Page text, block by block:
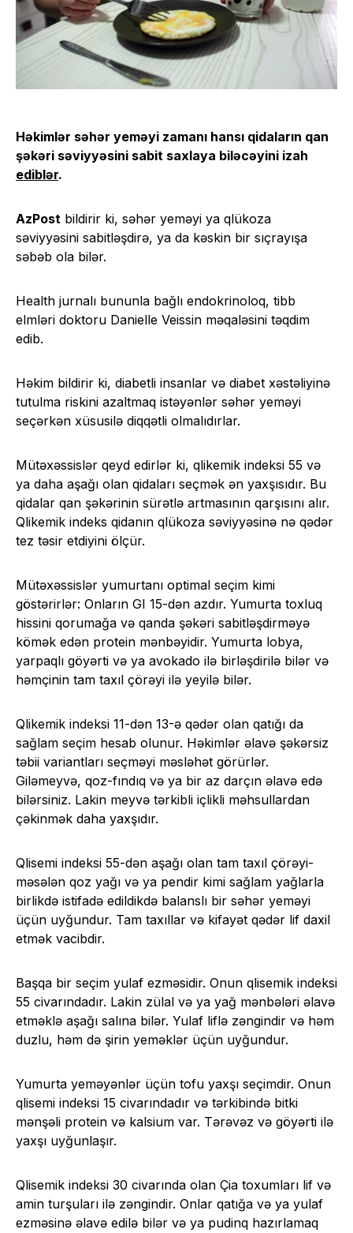
Həkimlər səhər yeməyi zamanı hansı qidaların qan
şəkəri səviyyəsini sabit saxlaya biləcəyini izah
ediblər.
AzPost bildirir ki, səhər yeməyi ya qlükoza
səviyyəsini sabitləşdirə, ya da kəskin bir sıçrayışa
səbəb ola bilər.
Health jurnalı bununla bağlı endokrinoloq, tibb
elmləri doktoru Danielle Veissin məqaləsini təqdim
edib.
Həkim bildirir ki, diabetli insanlar və diabet xəstəliyinə
tutulma riskini azaltmaq istəyənlər səhər yeməyi
seçərkən xüsusilə diqqətli olmalıdırlar.
Mütəxəssislər qeyd edirlər ki, qlikemik indeksi 55 və
ya daha aşağı olan qidaları seçmək ən yaxşısıdır. Bu
qidalar qan şəkərinin sürətlə artmasının qarşısını alır.
Qlikemik indeks qidanın qlükoza səviyyəsinə nə qədər
tez təsir etdiyini ölçür.
Mütəxəssislər yumurtanı optimal seçim kimi
göstərirlər: Onların GI 15-dən azdır. Yumurta toxluq
hissini qorumağa və qanda şəkəri sabitləşdirməyə
kömək edən protein mənbəyidir. Yumurta lobya,
yarpaqlı göyərti və ya avokado ilə birləşdirilə bilər və
həmçinin tam taxıl çörəyi ilə yeyilə bilər.
Qlikemik indeksi 11-dən 13-ə qədər olan qatığı da
sağlam seçim hesab olunur. Həkimlər əlavə şəkərsiz
təbii variantları seçməyi məsləhət görürlər.
Giləmeyvə, qoz-fındıq və ya bir az darçın əlavə edə
bilərsiniz. Lakin meyvə tərkibli içlikli məhsullardan
çəkinmək daha yaxşıdır.
Qlisemi indeksi 55-dən aşağı olan tam taxıl çörəyi-
məsələn qoz yağı və ya pendir kimi sağlam yağlarla
birlikdə istifadə edildikdə balanslı bir səhər yeməyi
üçün uyğundur. Tam taxıllar və kifayət qədər lif daxil
etmək vacibdir.
Başqa bir seçim yulaf ezməsidir. Onun qlisemik indeksi
55 civarındadır. Lakin zülal və ya yağ mənbələri əlavə
etməklə aşağı salına bilər. Yulaf liflə zəngindir və həm
duzlu, həm də şirin yeməklər üçün uyğundur.
Yumurta yeməyənlər üçün tofu yaxşı seçimdir. Onun
qlisemi indeksi 15 civarındadır və tərkibində bitki
mənşəli protein və kalsium var. Tərəvəz və göyərti ilə
yaxşı uyğunlaşır.
Qlisemik indeksi 30 civarında olan Çia toxumları lif və
amin turşuları ilə zəngindir. Onlar qatığa və ya yulaf
ezməsinə əlavə edilə bilər və ya pudinq hazırlamaq